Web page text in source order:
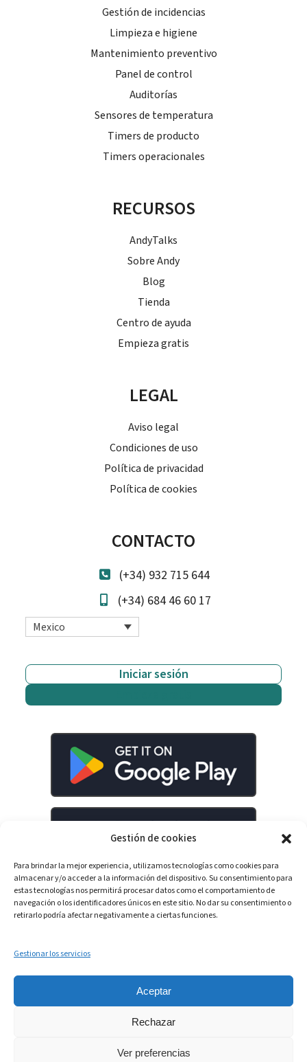
Gestión de cookies
Para brindar la mejor experiencia, utilizamos tecnologías como cookies para
almacenar y/o acceder a la información del dispositivo. Su consentimiento para
estas tecnologías nos permitirá procesar datos como el comportamiento de
navegación o los identificadores únicos en este sitio. No dar su consentimiento o
retirarlo podría afectar negativamente a ciertas funciones.
Gestionar los servicios
Aceptar
Rechazar
Ver preferencias
Gestión de incidencias
Limpieza e higiene
Mantenimiento preventivo
Panel de control
Auditorías
Sensores de temperatura
Timers de producto
Timers operacionales
RECURSOS
AndyTalks
Sobre Andy
Blog
Tienda
Centro de ayuda
Empieza gratis
LEGAL
Aviso legal
Condiciones de uso
Política de privacidad
Política de cookies
CONTACTO
(+34) 932 715 644
(+34) 684 46 60 17
Mexico
Iniciar sesión